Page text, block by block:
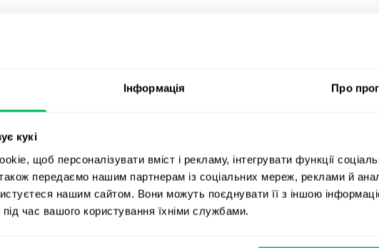
Інформація Про
кукі
щоб персоналізувати вміст і рекламу, інтегрувати функції
передаємо нашим партнерам із соціальних мереж, реклами й
нашим сайтом. Вони можуть поєднувати її з іншою
час вашого користування їхніми службами.
в якій
тощо.
компаній, які
PeopleForce
Ознайомтеся з нашою HR-